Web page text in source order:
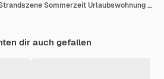
Vektorillustration Strandszene Sommerzeit Urlaubswohnung Design
dir auch gefallen